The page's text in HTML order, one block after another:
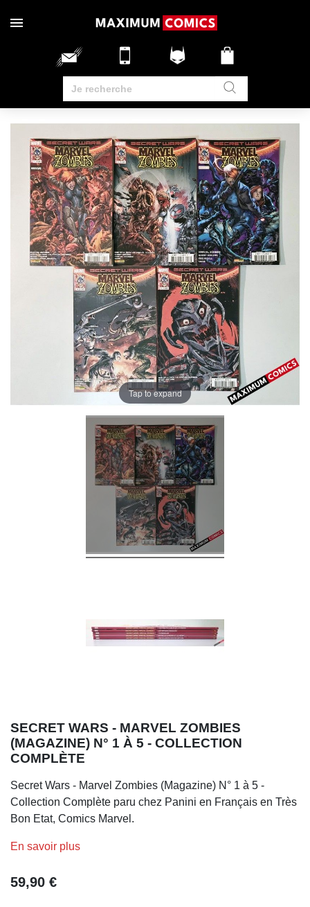
Tap to expand
SECRET WARS - MARVEL ZOMBIES
(MAGAZINE) N° 1 À 5 - COLLECTION
COMPLÈTE
Secret Wars - Marvel Zombies (Magazine) N° 1 à 5 -
Collection Complète paru chez Panini en Français en Très
Bon Etat, Comics Marvel.
En savoir plus
59,90 €